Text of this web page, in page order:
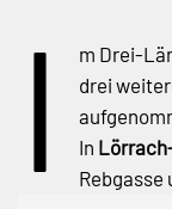
I
m Drei-
drei
In
Rebgasse